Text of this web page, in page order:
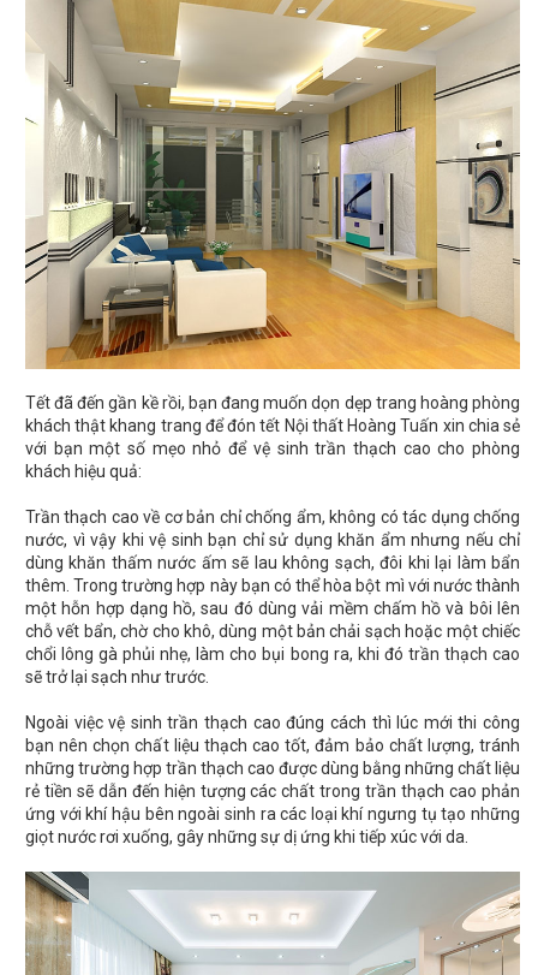
Tết đã đến gần kề rồi, bạn đang muốn dọn dẹp trang hoàng phòng
khách thật khang trang để đón tết Nội thất Hoàng Tuấn xin chia sẻ
với bạn một số mẹo nhỏ để vệ sinh trần thạch cao cho phòng
khách hiệu quả:
Trần thạch cao về cơ bản chỉ chống ẩm, không có tác dụng chống
nước, vì vậy khi vệ sinh bạn chỉ sử dụng khăn ẩm nhưng nếu chỉ
dùng khăn thấm nước ấm sẽ lau không sạch, đôi khi lại làm bẩn
thêm. Trong trường hợp này bạn có thể hòa bột mì với nước thành
một hỗn hợp dạng hồ, sau đó dùng vải mềm chấm hồ và bôi lên
chỗ vết bẩn, chờ cho khô, dùng một bản chải sạch hoặc một chiếc
chổi lông gà phủi nhẹ, làm cho bụi bong ra, khi đó trần thạch cao
sẽ trở lại sạch như trước.
Ngoài việc vệ sinh trần thạch cao đúng cách thì lúc mới thi công
bạn nên chọn chất liệu thạch cao tốt, đảm bảo chất lượng, tránh
những trường hợp trần thạch cao được dùng bằng những chất liệu
rẻ tiền sẽ dẫn đến hiện tượng các chất trong trần thạch cao phản
ứng với khí hậu bên ngoài sinh ra các loại khí ngưng tụ tạo những
giọt nước rơi xuống, gây những sự dị ứng khi tiếp xúc với da.